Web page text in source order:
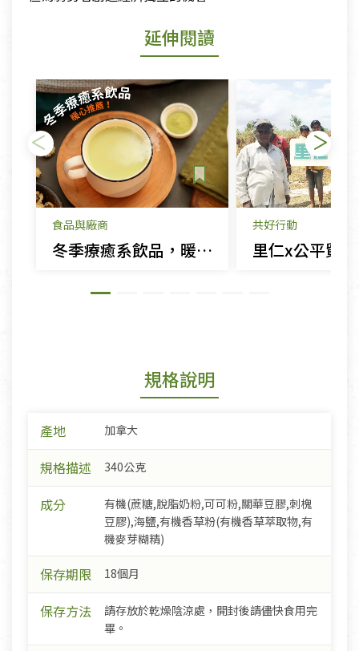
延伸閱讀
食品與廠商
冬季療癒系飲品，暖心推薦！
共好行動
規格說明
產地 加拿大
規格描述 340公克
成分
有機(蔗糖,脫脂奶粉,可可粉,關華豆膠,刺槐
豆膠),海鹽,有機香草粉(有機香草萃取物,有
機麥芽糊精)
保存期限 18個月
保存方法
請存放於乾燥陰涼處，開封後請儘快食用完
畢。